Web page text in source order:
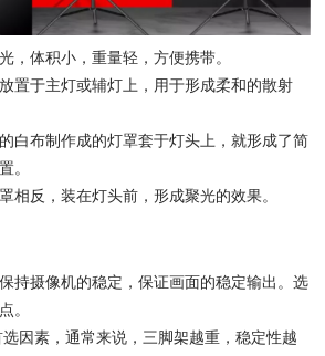
，体积小，重量轻，方便携带。
置于主灯或辅灯上，用于形成柔和的散射
白布制作成的灯罩套于灯头上，就形成了简
。
相反，装在灯头前，形成聚光的效果。
持摄像机的稳定，保证画面的稳定输出。选
。
因素，通常来说，三脚架越重，稳定性越